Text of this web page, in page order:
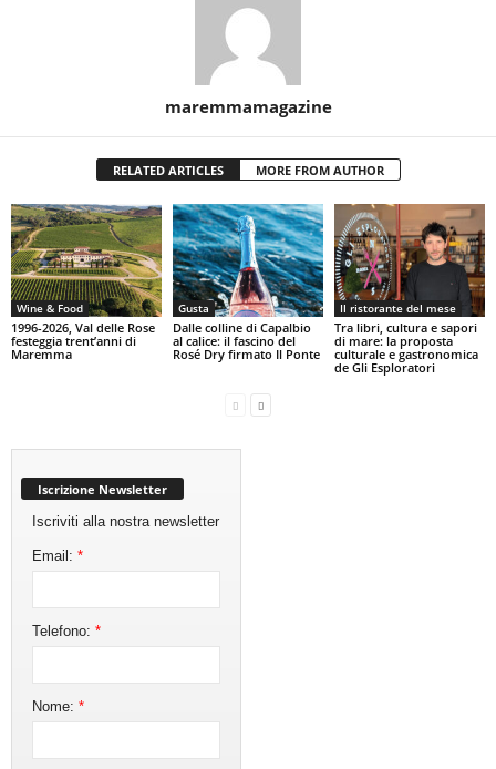
maremmamagazine
RELATED ARTICLES MORE FROM AUTHOR
Wine & Food
1996-2026, Val delle Rose
festeggia trent’anni di
Maremma
Gusta
Dalle colline di Capalbio
al calice: il fascino del
Rosé Dry firmato Il Ponte
Il ristorante del mese
Tra libri, cultura e sapori
di mare: la proposta
culturale e gastronomica
de Gli Esploratori
Iscrizione Newsletter
Iscriviti alla nostra newsletter
Email:*
Telefono:*
Nome:*